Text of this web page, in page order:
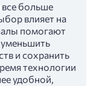
больше
влияет на
помогают
и сохранить
технологии
удобной,